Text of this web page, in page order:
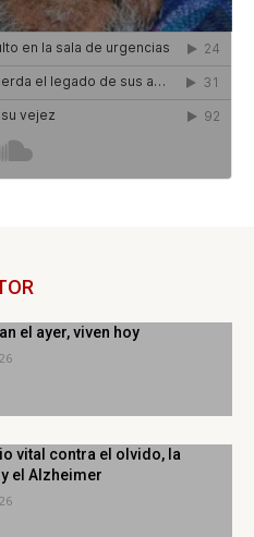
el ayer, viven hoy
vital contra el olvido, la
el Alzheimer